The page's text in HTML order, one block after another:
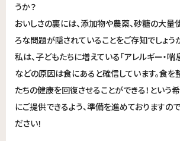
うか？
おいしさの裏には、添加物や農薬、砂糖の大
ろな問題が隠されていることをご存知でしょう
私は、子どもたちに増えている「アレルギー・喘
などの原因は食にあると確信しています。食を
たちの健康を回復させることができる！という
にご提供できるよう、準備を進めておりますの
ださい！